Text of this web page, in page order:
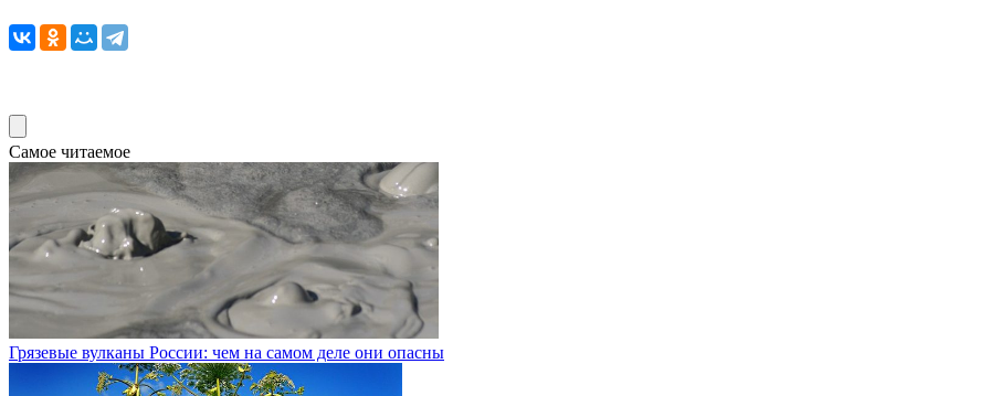
Самое читаемое
Грязевые вулканы России: чем на самом деле они опасны